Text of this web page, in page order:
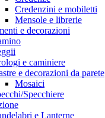
Credenzini e mobiletti
Mensole e librerie
e decorazioni
e caminiere
e decorazioni da parete
Mosaici
Specchiere
e Lanterne